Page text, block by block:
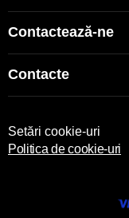
EAN:
SKU: 80978
Contactează-ne
Contacte
Setări cookie-uri
Politica de cookie-uri